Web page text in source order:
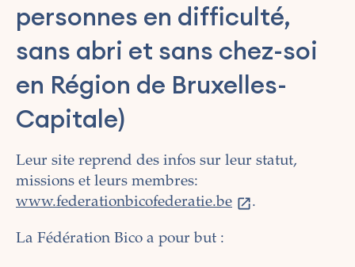
personnes en difficulté,
sans abri et sans chez-soi
en Région de Bruxelles-
Capitale)
Leur site reprend des infos sur leur statut,
missions et leurs membres:
www.federationbicofederatie.be
.
La Fédération Bico a pour but :